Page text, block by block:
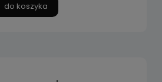
do koszyka